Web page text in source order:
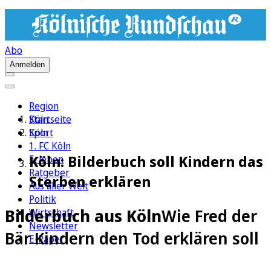
Abo
Anmelden
Region
Köln
Sport
1. FC Köln
Erleben
Ratgeber
Aus aller Welt
Politik
Wirtschaft
Newsletter
E-Paper
Startseite
Köln
Köln: Bilderbuch soll Kindern das
Sterben erklären
Bilderbuch aus KölnWie Fred der
Bär Kindern den Tod erklären soll